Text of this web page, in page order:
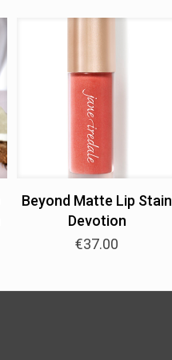
Beyond Matte Lip Stain
Devotion
€37.00